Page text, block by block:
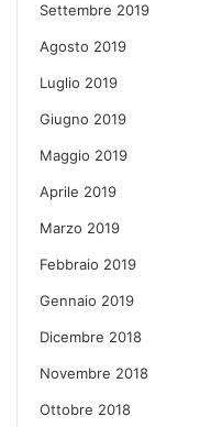
Settembre 2019
Agosto 2019
Luglio 2019
Giugno 2019
Maggio 2019
Aprile 2019
Marzo 2019
Febbraio 2019
Gennaio 2019
Dicembre 2018
Novembre 2018
Ottobre 2018